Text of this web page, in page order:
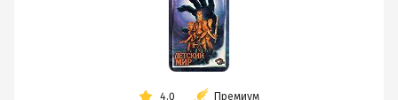
4.0 Премиум